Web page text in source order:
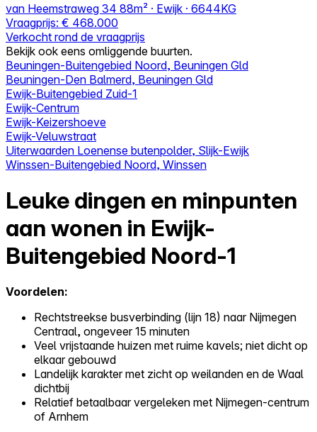
van Heemstraweg 34 88m² · Ewijk · 6644KG
Vraagprijs: € 468.000
Verkocht rond de vraagprijs
Bekijk ook eens omliggende buurten.
Beuningen-Buitengebied Noord, Beuningen Gld
Beuningen-Den Balmerd, Beuningen Gld
Ewijk-Buitengebied Zuid-1
Ewijk-Centrum
Ewijk-Keizershoeve
Ewijk-Veluwstraat
Uiterwaarden Loenense butenpolder, Slijk-Ewijk
Winssen-Buitengebied Noord, Winssen
Leuke dingen en minpunten
aan wonen in Ewijk-
Buitengebied Noord-1
Voordelen:
Rechtstreekse busverbinding (lijn 18) naar Nijmegen
Centraal, ongeveer 15 minuten
Veel vrijstaande huizen met ruime kavels; niet dicht op
elkaar gebouwd
Landelijk karakter met zicht op weilanden en de Waal
dichtbij
Relatief betaalbaar vergeleken met Nijmegen-centrum
of Arnhem